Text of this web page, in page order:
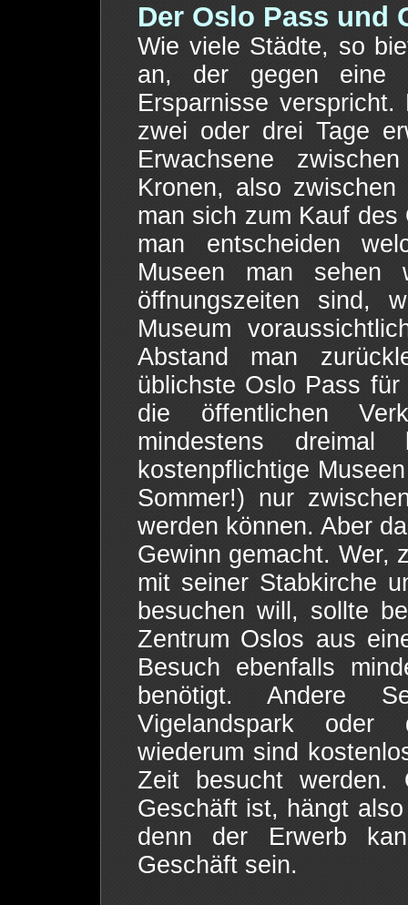
Der Oslo Pass und
Wie viele Städte, so
an, der gegen eine
Ersparnisse
zwei oder drei Tage
Erwachsene
Kronen, also
man sich zum Kauf
man entscheiden
Museen man sehen
öffnungszeiten sind,
Museum
Abstand man
üblichste Oslo Pass
die öffentlichen
mindestens
kostenpflichtige
Sommer!) nur
werden können. Aber
Gewinn gemacht. Wer,
mit seiner Stabkirche
besuchen will, sollte
Zentrum Oslos aus
Besuch ebenfalls
benötigt. Andere
Vigelandspark oder
wiederum sind
Zeit besucht
Geschäft ist, hängt
denn der Erwerb
Geschäft sein.